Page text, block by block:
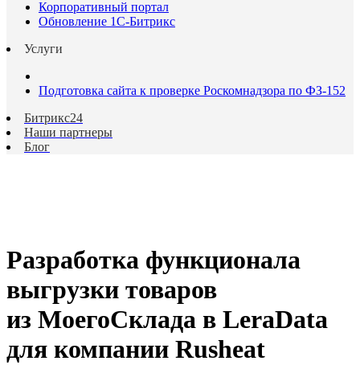
Корпоративный портал
Обновление 1С-Битрикс
Услуги
Подготовка сайта к проверке Роскомнадзора по ФЗ-152
Битрикс24
Наши партнеры
Блог
Разработка функционала
выгрузки товаров
из МоегоСклада в LeraData
для компании Rusheat